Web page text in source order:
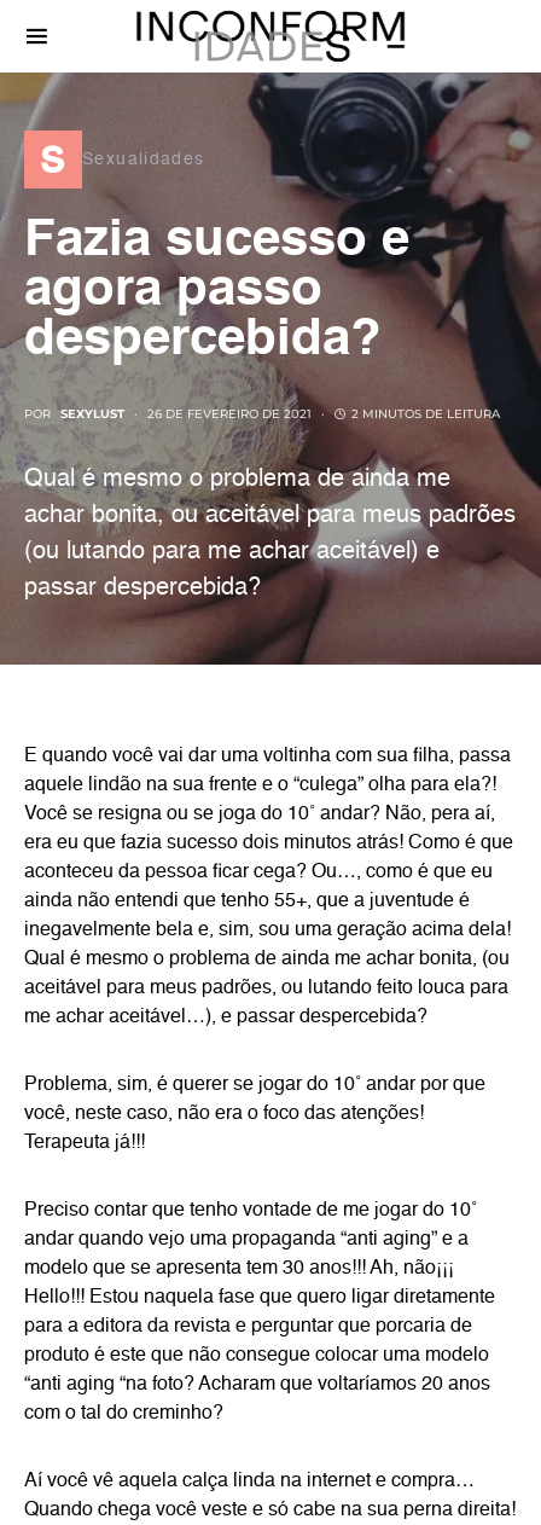
s Sexualidades
Fazia sucesso e
agora passo
despercebida?
POR SEXYLUST 26 DE FEVEREIRO DE 2021 2 MINUTOS DE LEITURA
Qual é mesmo o problema de ainda me
achar bonita, ou aceitável para meus padrões
(ou lutando para me achar aceitável) e
passar despercebida?
E quando você vai dar uma voltinha com sua filha, passa
aquele lindão na sua frente e o “culega” olha para ela?!
Você se resigna ou se joga do 10˚ andar? Não, pera aí,
era eu que fazia sucesso dois minutos atrás! Como é que
aconteceu da pessoa ficar cega? Ou…, como é que eu
ainda não entendi que tenho 55+, que a juventude é
inegavelmente bela e, sim, sou uma geração acima dela!
Qual é mesmo o problema de ainda me achar bonita, (ou
aceitável para meus padrões, ou lutando feito louca para
me achar aceitável…), e passar despercebida?
Problema, sim, é querer se jogar do 10˚ andar por que
você, neste caso, não era o foco das atenções!
Terapeuta já!!!
Preciso contar que tenho vontade de me jogar do 10˚
andar quando vejo uma propaganda “anti aging” e a
modelo que se apresenta tem 30 anos!!! Ah, não¡¡¡
Hello!!! Estou naquela fase que quero ligar diretamente
para a editora da revista e perguntar que porcaria de
produto é este que não consegue colocar uma modelo
“anti aging “na foto? Acharam que voltaríamos 20 anos
com o tal do creminho?
Aí você vê aquela calça linda na internet e compra…
Quando chega você veste e só cabe na sua perna direita!